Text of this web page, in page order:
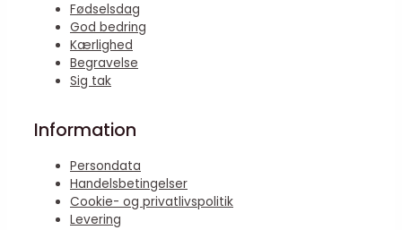
Fødselsdag
God bedring
Kærlighed
Begravelse
Sig tak
Information
Persondata
Handelsbetingelser
Cookie- og privatlivspolitik
Levering